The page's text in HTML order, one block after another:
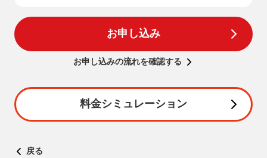
お申し込み
お申し込みの流れを確認する
料金シミュレーション
戻る